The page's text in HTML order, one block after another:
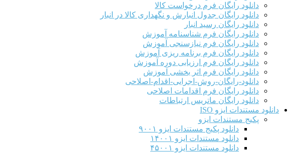
دانلود رایگان فرم درخواست کالا
دانلود رایگان جدول انبارش و نگهداری کالا در انبار
دانلود رایگان رسید انبار
دانلود رایگان فرم شناسنامه آموزش
دانلود رایگان فرم نیازسنجی آموزش
دانلود رایگان فرم برنامه ریزی آموزش
دانلود رایگان فرم ارزیابی دوره آموزش
دانلود رایگان فرم اثر بخشی آموزش
دانلود-رایگان-روش-اجرایی-اقدام-اصلاحی
دانلود رایگان فرم اقدامات اصلاحی
دانلود رایگان ماتریس ارتباطات
دانلود مستندات ایزو ISO
پکیج مستندات ایزو
دانلود پکیج مستندات ایزو ۹۰۰۱
دانلود مستندات ایزو ۱۴۰۰۱
دانلود مستندات ایزو ۴۵۰۰۱